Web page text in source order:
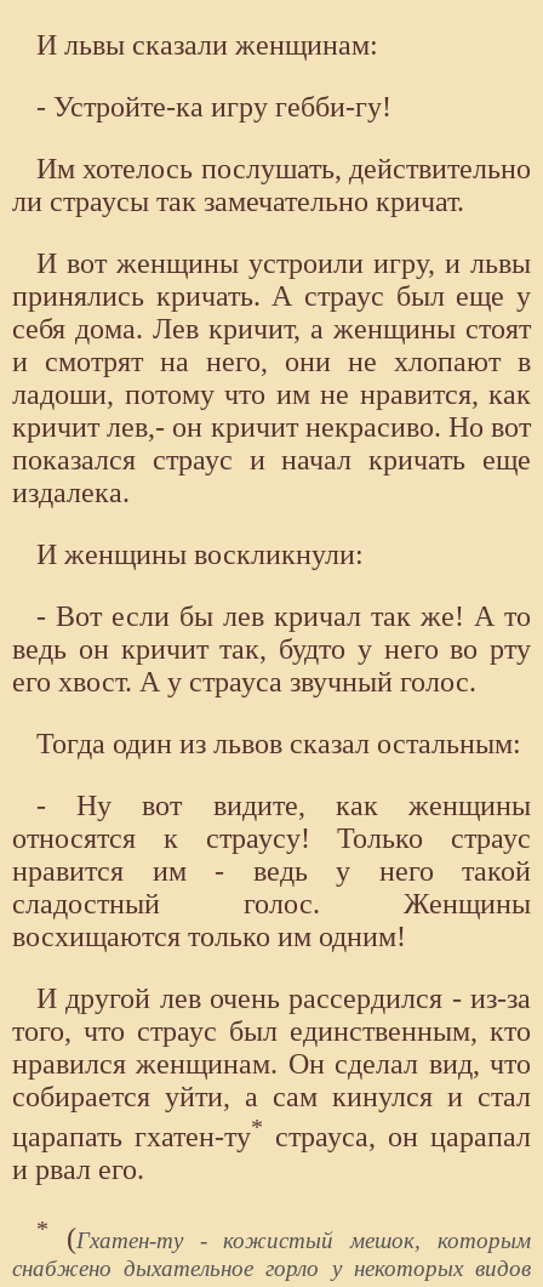
И львы сказали женщинам:
- Устройте-ка игру гебби-гу!
Им хотелось послушать, действительно
ли страусы так замечательно кричат.
И вот женщины устроили игру, и львы
принялись кричать. А страус был еще у
себя дома. Лев кричит, а женщины стоят
и смотрят на него, они не хлопают в
ладоши, потому что им не нравится, как
кричит лев,- он кричит некрасиво. Но вот
показался страус и начал кричать еще
издалека.
И женщины воскликнули:
- Вот если бы лев кричал так же! А то
ведь он кричит так, будто у него во рту
его хвост. А у страуса звучный голос.
Тогда один из львов сказал остальным:
- Ну вот видите, как женщины
относятся к страусу! Только страус
нравится им - ведь у него такой
сладостный голос. Женщины
восхищаются только им одним!
И другой лев очень рассердился - из-за
того, что страус был единственным, кто
нравился женщинам. Он сделал вид, что
собирается уйти, а сам кинулся и стал
царапать гхатен-ту* страуса, он царапал
и рвал его.
* (Гхатен-ту - кожистый мешок, которым
снабжено дыхательное горло у некоторых видов